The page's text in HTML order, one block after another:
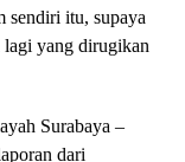
sendiri itu, supaya
lagi yang dirugikan
Surabaya –
dari